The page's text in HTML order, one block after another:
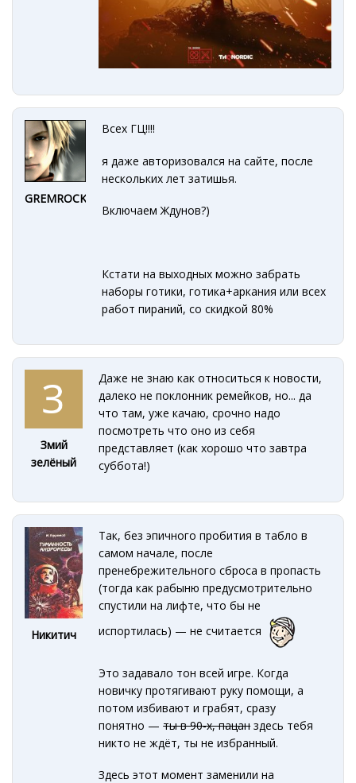
GREMROCK
Всех ГЦ!!!!
я даже авторизовался на сайте, после
нескольких лет затишья.
Включаем Ждунов?)
Кстати на выходных можно забрать
наборы готики, готика+аркания или всех
работ пираний, со скидкой 80%
Змий
зелёный
Даже не знаю как относиться к новости,
далеко не поклонник ремейков, но... да
что там, уже качаю, срочно надо
посмотреть что оно из себя
представляет (как хорошо что завтра
суббота!)
Никитич
Так, без эпичного пробития в табло в
самом начале, после
пренебрежительного сброса в пропасть
(тогда как рабыню предусмотрительно
спустили на лифте, что бы не
испортилась) — не считается
Это задавало тон всей игре. Когда
новичку протягивают руку помощи, а
потом избивают и грабят, сразу
понятно —ты в 90-х, пацанздесь тебя
никто не ждёт, ты не избранный.
Здесь этот момент заменили на